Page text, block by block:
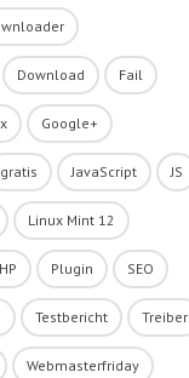
Download Fail
Google+
gratis JavaScript JS
Linux Mint 12
Plugin SEO
Testbericht Treiber
Webmasterfriday